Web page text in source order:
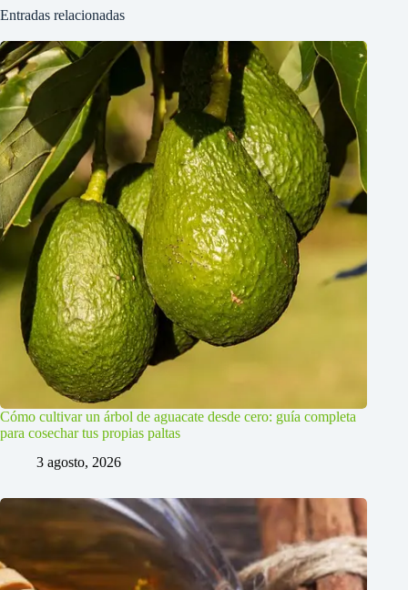
Entradas relacionadas
Cómo cultivar un árbol de aguacate desde cero: guía completa
para cosechar tus propias paltas
3 agosto, 2026